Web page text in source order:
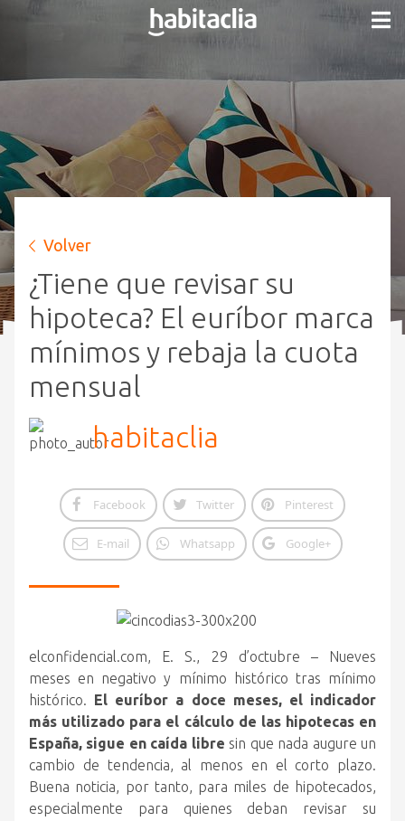
Volver
¿Tiene que revisar su
hipoteca? El euríbor marca
mínimos y rebaja la cuota
mensual
habitaclia
Facebook Twitter Pinterest
E-mail Whatsapp Google+
elconfidencial.com, E. S., 29 d’octubre – Nueves
meses en negativo y mínimo histórico tras mínimo
histórico. El euríbor a doce meses, el indicador
más utilizado para el cálculo de las hipotecas en
España, sigue en caída libre sin que nada augure un
cambio de tendencia, al menos en el corto plazo.
Buena noticia, por tanto, para miles de hipotecados,
especialmente para quienes deban revisar su